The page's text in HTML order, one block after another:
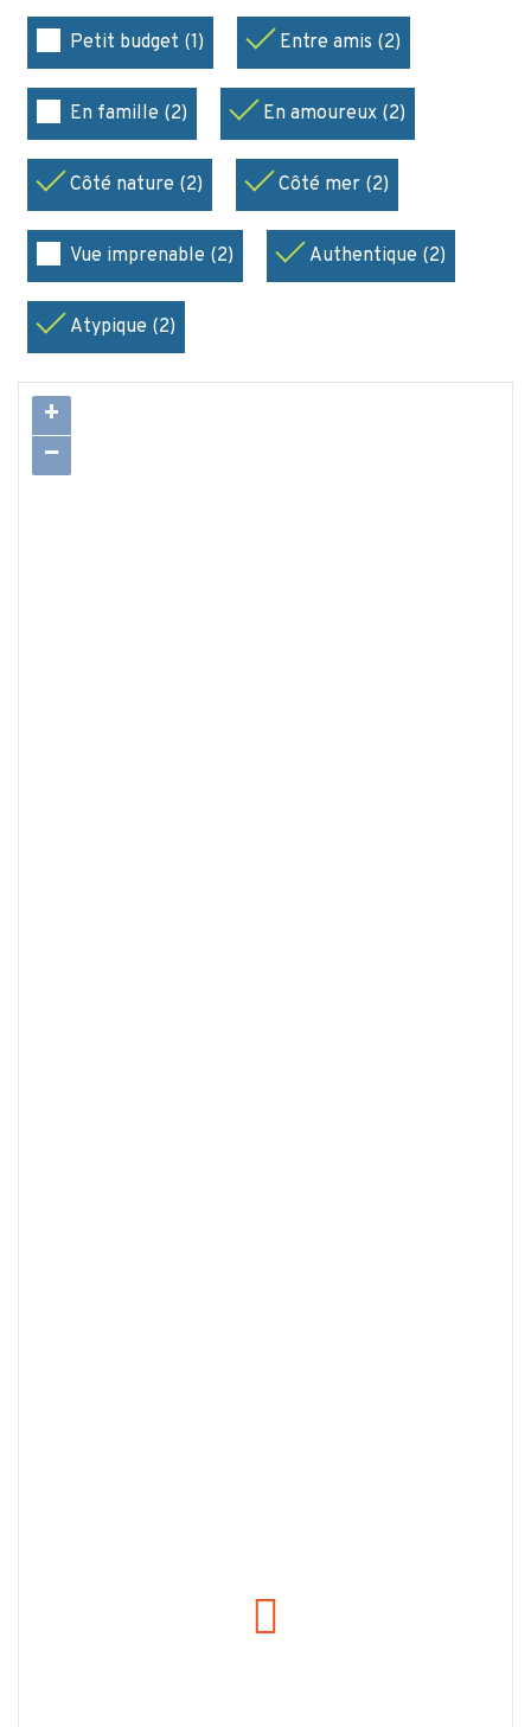
Petit budget (1) Entre amis (2)
En famille (2) En amoureux (2)
Côté nature (2) Côté mer (2)
Vue imprenable (2) Authentique (2)
Atypique (2)
+
−